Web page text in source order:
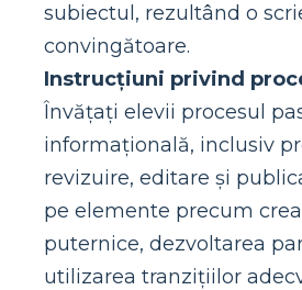
subiectul, rezultând o
convingătoare.
Instrucțiuni privind
Învățați elevii procesul
informațională, inclusiv
revizuire, editare și
pe elemente precum
puternice, dezvoltarea
utilizarea tranzițiilor